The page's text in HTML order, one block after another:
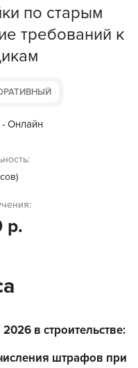
по старым
требований к
- Онлайн
р.
в строительстве:
штрафов при